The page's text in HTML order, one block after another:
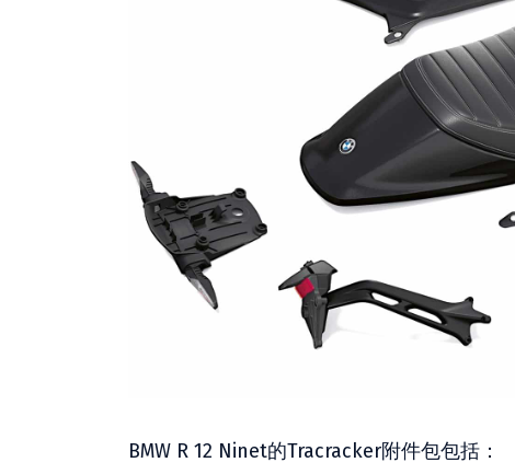
BMW R 12 Ninet的Tracracker附件包包括：